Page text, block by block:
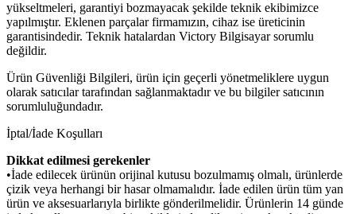
yükseltmeleri, garantiyi bozmayacak şekilde teknik ekibimizce
yapılmıştır. Eklenen parçalar firmamızın, cihaz ise üreticinin
garantisindedir. Teknik hatalardan Victory Bilgisayar sorumlu
değildir.
Ürün Güvenliği Bilgileri, ürün için geçerli yönetmeliklere uygun
olarak satıcılar tarafından sağlanmaktadır ve bu bilgiler satıcının
sorumluluğundadır.
İptal/İade Koşulları
Dikkat edilmesi gerekenler
•İade edilecek ürünün orijinal kutusu bozulmamış olmalı, ürünlerde
çizik veya herhangi bir hasar olmamalıdır. İade edilen ürün tüm yan
ürün ve aksesuarlarıyla birlikte gönderilmelidir. Ürünlerin 14 günde